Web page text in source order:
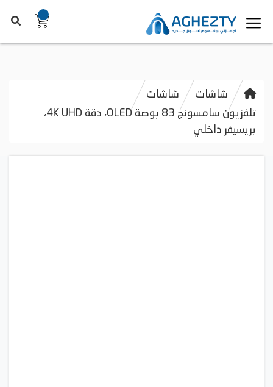
شاشات
شاشات
تلفزيون سامسونج 83 بوصة OLED، دقة 4K UHD،
بريسيفر داخلي